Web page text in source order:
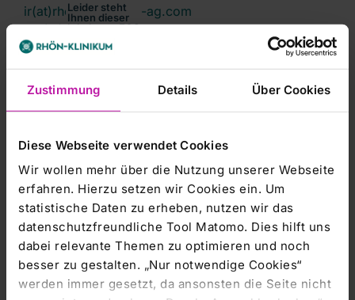
Zustimmung Details Über Cookies
Diese Webseite verwendet Cookies
Wir wollen mehr über die Nutzung unserer Webseite
erfahren. Hierzu setzen wir Cookies ein. Um
statistische Daten zu erheben, nutzen wir das
datenschutzfreundliche Tool Matomo. Dies hilft uns
dabei relevante Themen zu optimieren und noch
besser zu gestalten. „Nur notwendige Cookies“
werden immer gesetzt, da ansonsten die Seite nicht
ir(at)rhoen-klinikum-ag.com
rka(at)rhoen-klinikum-ag.com
"IR-News"
Leider steht
Ihnen dieser
Inhalt von EQS
aktuell nicht
Verfügung.
optimale
Nutzererlebnis
zu
IhreCookie-
Einstellungen
anzupassen.
Marketing-
Cookies
akzeptieren
Kursentwicklung